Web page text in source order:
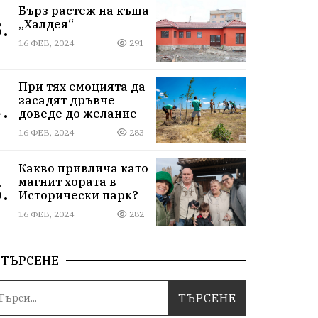
Бърз растеж на къща
„Халдея“
16 ФЕВ, 2024 291
При тях емоцията да
засадят дръвче
доведе до желание
16 ФЕВ, 2024 283
Какво привлича като
магнит хората в
Исторически парк?
16 ФЕВ, 2024 282
ТЪРСЕНЕ